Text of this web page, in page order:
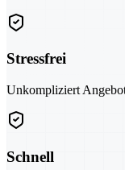
Stressfrei
Unkompliziert
Schnell